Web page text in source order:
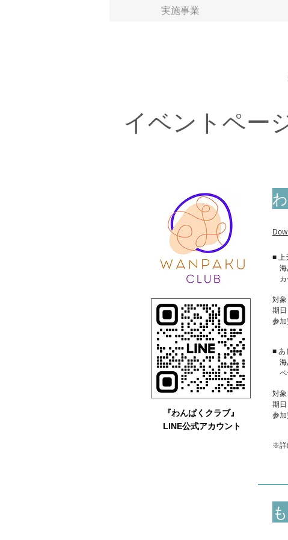
実施事業
イベントペー
『わんぱくクラブ』
​ LINE公式アカウント
■ 上
海
カ
対
期
参
■ あ
海
ペ
対
期
参
※詳